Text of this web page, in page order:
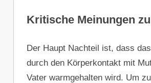
Kritische Meinungen
Der Haupt Nachteil ist, dass
durch den Körperkontakt mit
Vater warmgehalten wird. Um